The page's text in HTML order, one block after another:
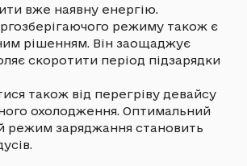
вже наявну енергію.
режиму також є
рішенням. Він заощаджує
скоротити період підзарядки
також від перегріву девайсу
охолодження. Оптимальний
режим заряджання становить